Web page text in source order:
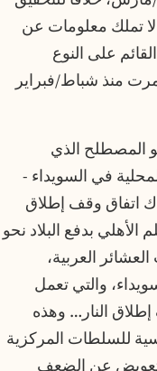
لا تملك معلومات عن
على النوع
منذ شباط/فبراير
المصطلح الذي
في السويداء -
اتفاق وقف إطلاق
بدفع البلاد نحو
العربية،
والتي تعمل
النار… وهذه
للسلطات المركزية
عن الضعف